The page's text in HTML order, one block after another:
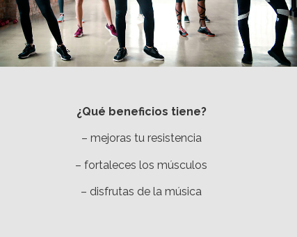
¿Qué beneficios tiene?
– mejoras tu resistencia
– fortaleces los músculos
– disfrutas de la música